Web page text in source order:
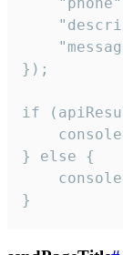
});
if
} else {
}